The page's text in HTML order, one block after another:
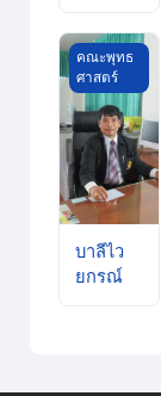
บาลีไวยกรณ์
คณะพุทธ
ศาสตร์
บาลีไว
ยกรณ์